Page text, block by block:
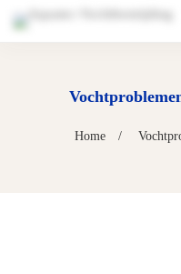
Home